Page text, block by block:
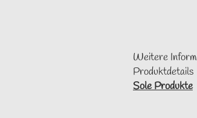
Weitere
Produktdetails
Sole Produkte